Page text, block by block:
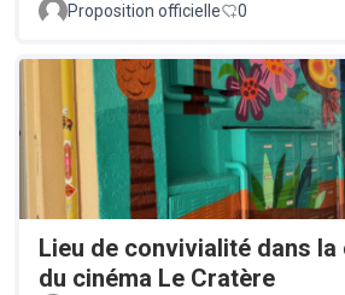
Proposition officielle 0
Lieu de convivialité dans la
du cinéma Le Cratère